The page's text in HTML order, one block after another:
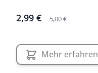
sonderangebot
2,99 € 5,00 €
Mehr erfahren